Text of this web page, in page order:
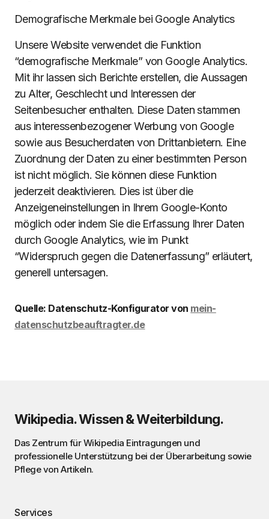
Demografische Merkmale bei Google Analytics
Unsere Website verwendet die Funktion
“demografische Merkmale” von Google Analytics.
Mit ihr lassen sich Berichte erstellen, die Aussagen
zu Alter, Geschlecht und Interessen der
Seitenbesucher enthalten. Diese Daten stammen
aus interessenbezogener Werbung von Google
sowie aus Besucherdaten von Drittanbietern. Eine
Zuordnung der Daten zu einer bestimmten Person
ist nicht möglich. Sie können diese Funktion
jederzeit deaktivieren. Dies ist über die
Anzeigeneinstellungen in Ihrem Google-Konto
möglich oder indem Sie die Erfassung Ihrer Daten
durch Google Analytics, wie im Punkt
“Widerspruch gegen die Datenerfassung” erläutert,
generell untersagen.
Quelle: Datenschutz-Konfigurator von mein-
datenschutzbeauftragter.de
Wikipedia. Wissen & Weiterbildung.
Das Zentrum für Wikipedia Eintragungen und
professionelle Unterstützung bei der Überarbeitung sowie
Pflege von Artikeln.
Services